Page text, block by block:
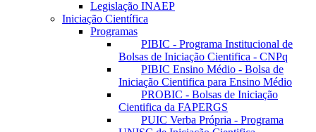
Legislação INAEP
Iniciação Científica
Programas
PIBIC - Programa Institucional de
Bolsas de Iniciação Cientifica - CNPq
PIBIC Ensino Médio - Bolsa de
Iniciação Cientifica para Ensino Médio
PROBIC - Bolsas de Iniciação
Cientifica da FAPERGS
PUIC Verba Própria - Programa